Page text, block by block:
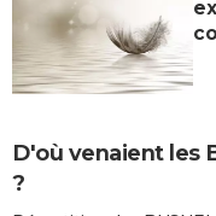
D'où venaient les
?